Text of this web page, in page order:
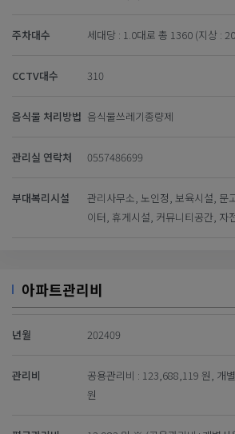
주차대수 세대당 : 1.0대로 총 1360 (지상 :
CCTV대수 310
음식물 처리방법 음식물쓰레기종량제
관리실 연락처 0557486699
부대복리시설
관리사무소, 노인정, 보육시설, 문
이터, 휴게시설, 커뮤니티공간, 자
아파트관리비
년월 202409
관리비
공용관리비 : 123,688,119 원, 개
원